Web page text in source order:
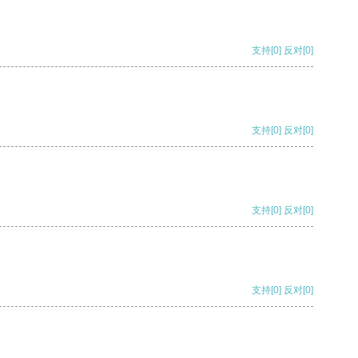
支持[0] 反对[0]
支持[0] 反对[0]
支持[0] 反对[0]
支持[0] 反对[0]